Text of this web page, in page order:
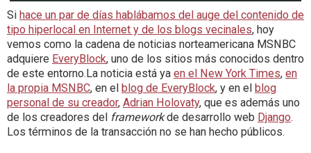
Si hace un par de días hablábamos del auge del contenido de
tipo hiperlocal en Internet y de los blogs vecinales, hoy
vemos como la cadena de noticias norteamericana MSNBC
adquiere EveryBlock, uno de los sitios más conocidos dentro
de este entorno.La noticia está ya en el New York Times, en
la propia MSNBC, en el blog de EveryBlock, y en el blog
personal de su creador, Adrian Holovaty, que es además uno
de los creadores del frameworkde desarrollo web Django.
Los términos de la transacción no se han hecho públicos.